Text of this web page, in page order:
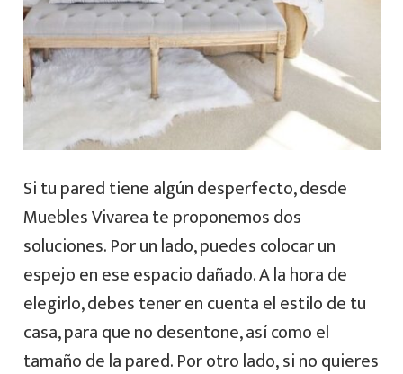
Si tu pared tiene algún desperfecto, desde
Muebles Vivarea te proponemos dos
soluciones. Por un lado, puedes colocar un
espejo en ese espacio dañado. A la hora de
elegirlo, debes tener en cuenta el estilo de tu
casa, para que no desentone, así como el
tamaño de la pared. Por otro lado, si no quieres